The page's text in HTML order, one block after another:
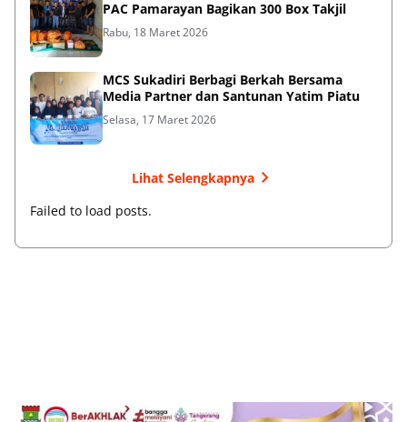
PAC Pamarayan Bagikan 300 Box Takjil
Rabu, 18 Maret 2026
MCS Sukadiri Berbagi Berkah Bersama
Media Partner dan Santunan Yatim Piatu
Selasa, 17 Maret 2026
Lihat Selengkapnya
Failed to load posts.